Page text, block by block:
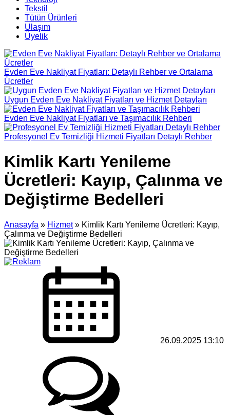
Tekstil
Tütün Ürünleri
Ulaşım
Üyelik
Evden Eve Nakliyat Fiyatları: Detaylı Rehber ve Ortalama
Ücretler
Uygun Evden Eve Nakliyat Fiyatları ve Hizmet Detayları
Evden Eve Nakliyat Fiyatları ve Taşımacılık Rehberi
Profesyonel Ev Temizliği Hizmeti Fiyatları Detaylı Rehber
Kimlik Kartı Yenileme
Ücretleri: Kayıp, Çalınma ve
Değiştirme Bedelleri
Anasayfa » Hizmet » Kimlik Kartı Yenileme Ücretleri: Kayıp,
Çalınma ve Değiştirme Bedelleri
26.09.2025 13:10